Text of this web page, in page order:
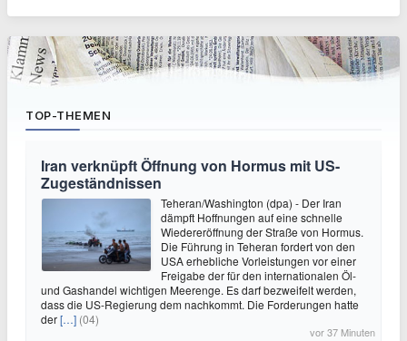
TOP-THEMEN
Iran verknüpft Öffnung von Hormus mit US-
Zugeständnissen
Teheran/Washington (dpa) - Der Iran
dämpft Hoffnungen auf eine schnelle
Wiedereröffnung der Straße von Hormus.
Die Führung in Teheran fordert von den
USA erhebliche Vorleistungen vor einer
Freigabe der für den internationalen Öl-
und Gashandel wichtigen Meerenge. Es darf bezweifelt werden,
dass die US-Regierung dem nachkommt. Die Forderungen hatte
der[…] (04)
vor 37 Minuten